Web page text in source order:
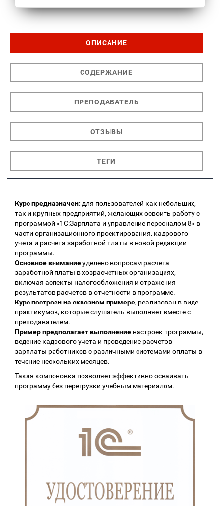
ОПИСАНИЕ
СОДЕРЖАНИЕ
ПРЕПОДАВАТЕЛЬ
ОТЗЫВЫ
ТЕГИ
Курс предназначен: для пользователей как небольших,
так и крупных предприятий, желающих освоить работу с
программой «1С:Зарплата и управление персоналом 8» в
части организационного проектирования, кадрового
учета и расчета заработной платы в новой редакции
программы.
Основное вниманиеуделено вопросам расчета
заработной платы в хозрасчетных организациях,
включая аспекты налогообложения и отражения
результатов расчетов в отчетности в программе.
Курс построен на сквозном примере, реализован в виде
практикумов, которые слушатель выполняет вместе с
преподавателем.
Пример предполагает выполнение настроек программы,
ведение кадрового учета и проведение расчетов
зарплаты работников с различными системами оплаты в
течение нескольких месяцев.
Такая компоновка позволяет эффективно осваивать
программу без перегрузки учебным материалом.